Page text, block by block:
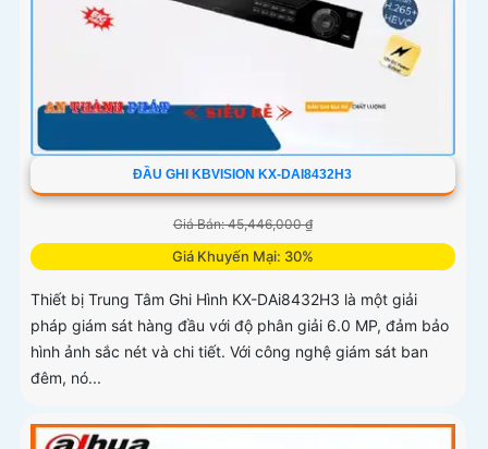
ĐẦU GHI KBVISION KX-DAI8432H3
Giá Bán: 45,446,000 ₫
Giá Khuyến Mại: 30%
Thiết bị Trung Tâm Ghi Hình KX-DAi8432H3 là một giải
pháp giám sát hàng đầu với độ phân giải 6.0 MP, đảm bảo
hình ảnh sắc nét và chi tiết. Với công nghệ giám sát ban
đêm, nó...